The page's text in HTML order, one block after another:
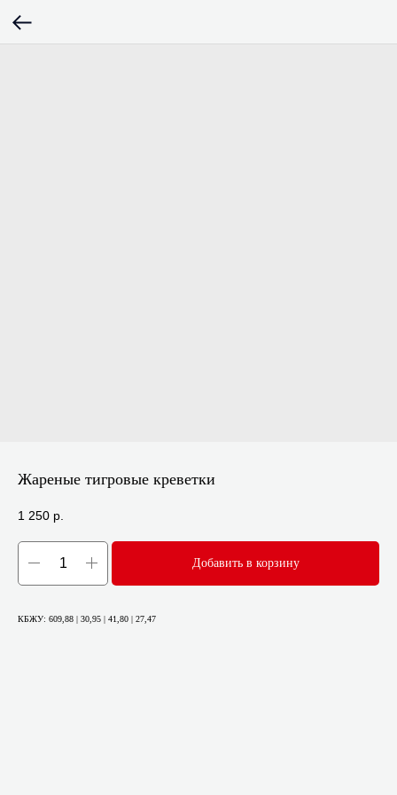
Жареные тигровые креветки
1 250 р.
Добавить в корзину
КБЖУ: 609,88 | 30,95 | 41,80 | 27,47